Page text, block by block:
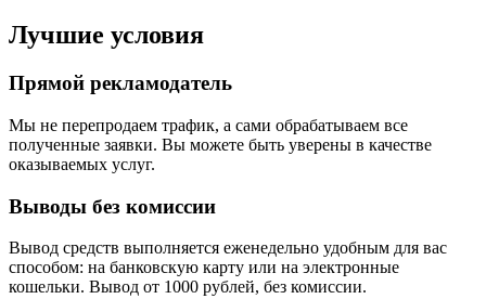
Лучшие условия
Прямой рекламодатель
Мы не перепродаем трафик, а сами обрабатываем все
полученные заявки. Вы можете быть уверены в качестве
оказываемых услуг.
Выводы без комиссии
Вывод средств выполняется еженедельно удобным для вас
способом: на банковскую карту или на электронные
кошельки. Вывод от 1000 рублей, без комиссии.